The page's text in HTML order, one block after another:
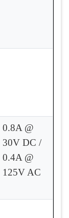
0.8A @
30V DC /
0.4A @
125V AC